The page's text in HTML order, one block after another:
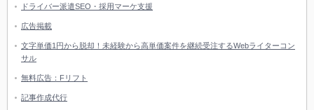
ドライバー派遣SEO・採用マーケ支援
広告掲載
文字単価1円から脱却！未経験から高単価案件を継続受注するWebライターコン
サル
無料広告：Fリフト
記事作成代行